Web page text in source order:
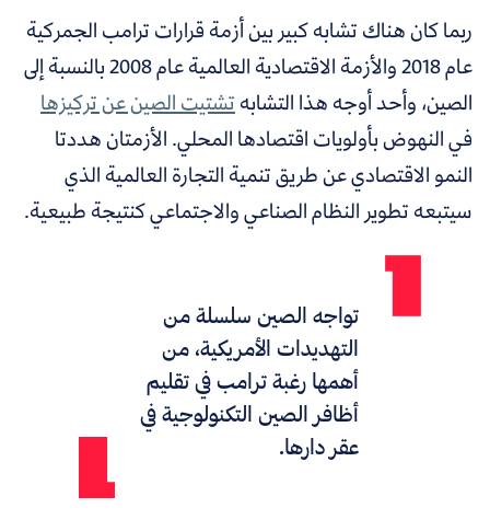
ربما كان هناك تشابه كبير بين أزمة قرارات ترامب الجمركية
عام 2018 والأزمة الاقتصادية العالمية عام 2008 بالنسبة إلى
الصين، وأحد أوجه هذا التشابهتشتيت الصين عن تركيزها
في النهوض بأولويات اقتصادها المحلي. الأزمتان هددتا
النمو الاقتصادي عن طريق تنمية التجارة العالمية الذي
سيتبعه تطوير النظام الصناعي والاجتماعي كنتيجة طبيعية.
تواجه الصين سلسلة من
التهديدات الأمريكية، من
أهمها رغبة ترامب في تقليم
أظافر الصين التكنولوجية في
عقر دارها.